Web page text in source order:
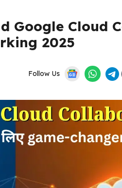
Google Cloud
2025
Follow Us